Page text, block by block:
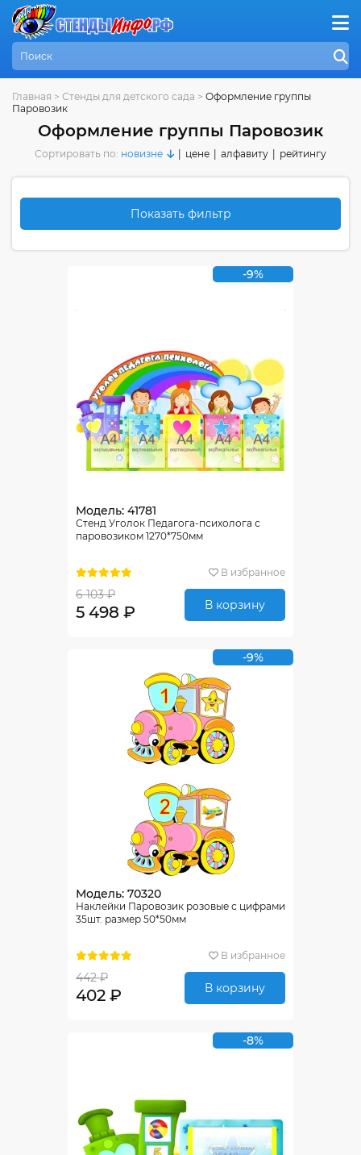
Главная > Стенды для детского сада > Оформление группы
Паровозик
Оформление группы Паровозик
Сортировать по: новизне цене алфавиту рейтингу
Показать фильтр
-9%
Модель: 41781
Стенд Уголок Педагога-психолога с
паровозиком 1270*750мм
В избранное
6 103 ₽
5 498 ₽ В корзину
-9%
Модель: 70320
Наклейки Паровозик розовые с цифрами
35шт. размер 50*50мм
В избранное
442 ₽
402 ₽ В корзину
-8%